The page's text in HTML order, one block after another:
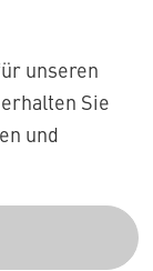
unseren
Sie
und